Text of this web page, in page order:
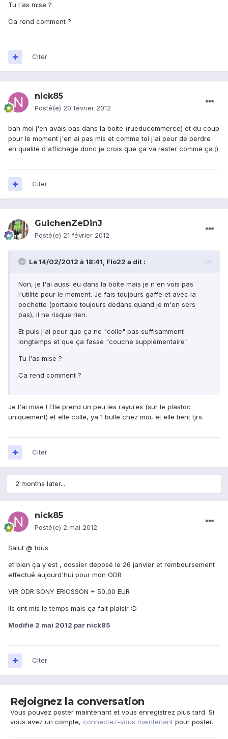
Tu l'as mise ?
Ca rend comment ?
Citer
nick85
Posté(e) 20 février 2012
bah moi j'en avais pas dans la boite (rueducommerce) et du coup
pour le moment j'en ai pas mis et comme toi j'ai peur de perdre
en qualité d'affichage donc je crois que ça va rester comme ça ;)
Citer
GuichenZeDinJ
Posté(e) 21 février 2012
Le 14/02/2012 à 18:41, Flo22 a dit :
Non, je l'ai aussi eu dans la boîte mais je n'en vois pas
l'utilité pour le moment. Je fais toujours gaffe et avec la
pochette (portable toujours dedans quand je m'en sers
pas), il ne risque rien.
Et puis j'ai peur que ça ne "colle" pas suffisamment
longtemps et que ça fasse "couche supplémentaire"
Tu l'as mise ?
Ca rend comment ?
Je l'ai mise ! Elle prend un peu les rayures (sur le plastoc
uniquement) et elle colle, ya 1 bulle chez moi, et elle tient tjrs.
Citer
2 months later...
nick85
Posté(e) 2 mai 2012
Salut @ tous
et bien ça y'est , dossier deposé le 26 janvier et remboursement
effectué aujourd'hui pour mon ODR
VIR ODR SONY ERICSSON + 50,00 EUR
Ils ont mis le temps mais ça fait plaisir :D
Modifié 2 mai 2012 par nick85
Citer
Rejoignez la conversation
Vous pouvez poster maintenant et vous enregistrez plus tard. Si
vous avez un compte, connectez-vous maintenant pour poster.